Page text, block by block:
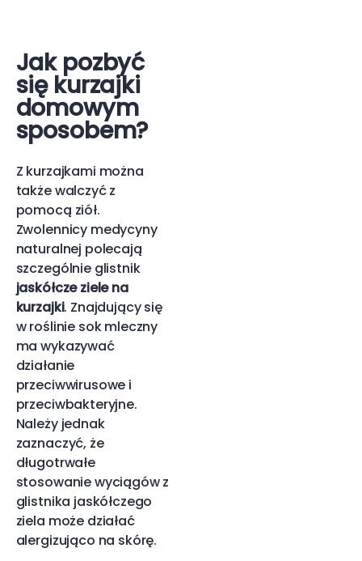
Jak pozbyć
się kurzajki
domowym
sposobem?
Z kurzajkami można
także walczyć z
pomocą ziół.
Zwolennicy medycyny
naturalnej polecają
szczególnie glistnik
jaskółcze ziele na
kurzajki. Znajdujący się
w roślinie sok mleczny
ma wykazywać
działanie
przeciwwirusowe i
przeciwbakteryjne.
Należy jednak
zaznaczyć, że
długotrwałe
stosowanie wyciągów z
glistnika jaskółczego
ziela może działać
alergizująco na skórę.